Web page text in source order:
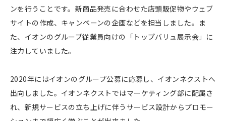
ンを行うことです。新商品発売に合わせた店頭販促物やウェブ
サイトの作成、キャンペーンの企画などを担当しました。ま
た、イオンのグループ従業員向けの「トップバリュ展示会」に
注力していました。
2020年にはイオンのグループ公募に応募し、イオンネクストへ
出向しました。イオンネクストではマーケティング部に配属さ
れ、新規サービスの立ち上げに伴うサービス設計からプロモー